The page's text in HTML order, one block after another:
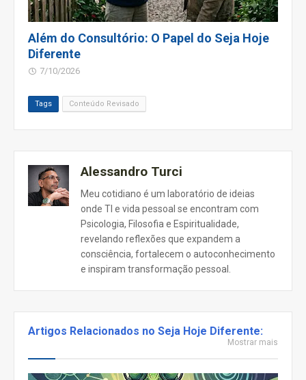
Além do Consultório: O Papel do Seja Hoje
Diferente
7/10/2026
Tags Conteúdo Revisado
Alessandro Turci
Meu cotidiano é um laboratório de ideias
onde TI e vida pessoal se encontram com
Psicologia, Filosofia e Espiritualidade,
revelando reflexões que expandem a
consciência, fortalecem o autoconhecimento
e inspiram transformação pessoal.
Artigos Relacionados no Seja Hoje Diferente:
Mostrar mais